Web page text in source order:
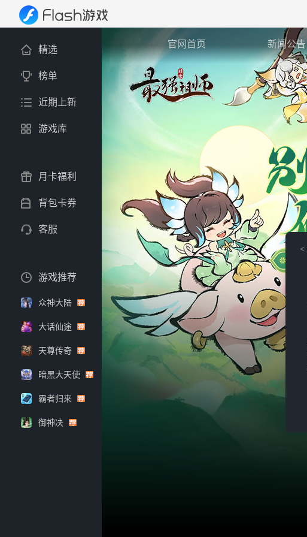
官网首页 新闻公告
精选
榜单
近期上新
游戏库
月卡福利
背包卡券
客服
游戏推荐
众神大陆
大话仙途
天尊传奇
暗黑大天使
霸者归来
御神决